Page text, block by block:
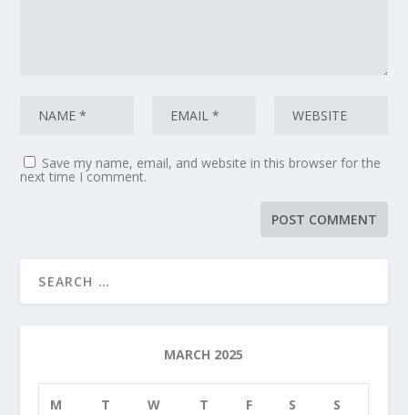
Save my name, email, and website in this browser for the
next time I comment.
MARCH 2025
M T W T F S S